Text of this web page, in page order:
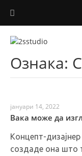
ФОТОГРАФИЈА
ВИДЕО
АУДИО
ТЕХНОЛОГИЈА
Ознака:
јануари 14, 2022
Вака може да
Концепт-
создаде она што